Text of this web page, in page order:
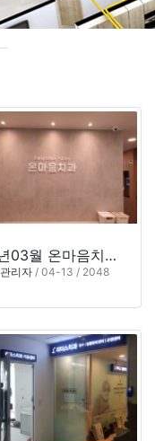
21년03월 온마음치과 (부산시 금정구 남산동)
관리자 / 04-13 / 2048